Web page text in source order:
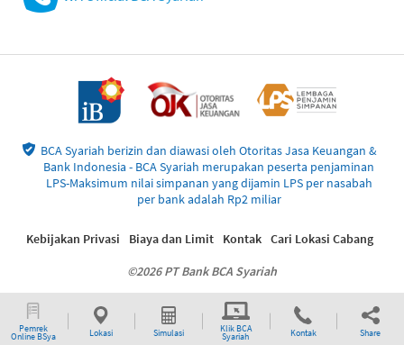
Pemrek
Online BSya Lokasi Simulasi Klik BCA
Syariah Kontak Share
BCA Syariah berizin dan diawasi oleh Otoritas Jasa Keuangan &
Bank Indonesia - BCA Syariah merupakan peserta penjaminan
LPS-Maksimum nilai simpanan yang dijamin LPS per nasabah
per bank adalah Rp2 miliar
©2026 PT Bank BCA Syariah
Kebijakan Privasi Biaya dan Limit Kontak Cari Lokasi Cabang